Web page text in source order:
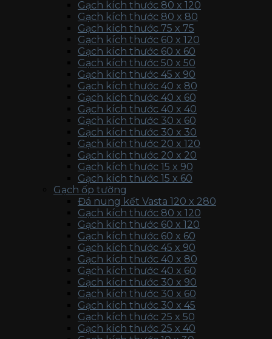
Gạch kích thước 80 x 120
Gạch kích thước 80 x 80
Gạch kích thước 75 x 75
Gạch kích thước 60 x 120
Gạch kích thước 60 x 60
Gạch kích thước 50 x 50
Gạch kích thước 45 x 90
Gạch kích thước 40 x 80
Gạch kích thước 40 x 60
Gạch kích thước 40 x 40
Gạch kích thước 30 x 60
Gạch kích thước 30 x 30
Gạch kích thước 20 x 120
Gạch kích thước 20 x 20
Gạch kích thước 15 x 90
Gạch kích thước 15 x 60
Gạch ốp tường
Đá nung kết Vasta 120 x 280
Gạch kích thước 80 x 120
Gạch kích thước 60 x 120
Gạch kích thước 60 x 60
Gạch kích thước 45 x 90
Gạch kích thước 40 x 80
Gạch kích thước 40 x 60
Gạch kích thước 30 x 90
Gạch kích thước 30 x 60
Gạch kích thước 30 x 45
Gạch kích thước 25 x 50
Gạch kích thước 25 x 40